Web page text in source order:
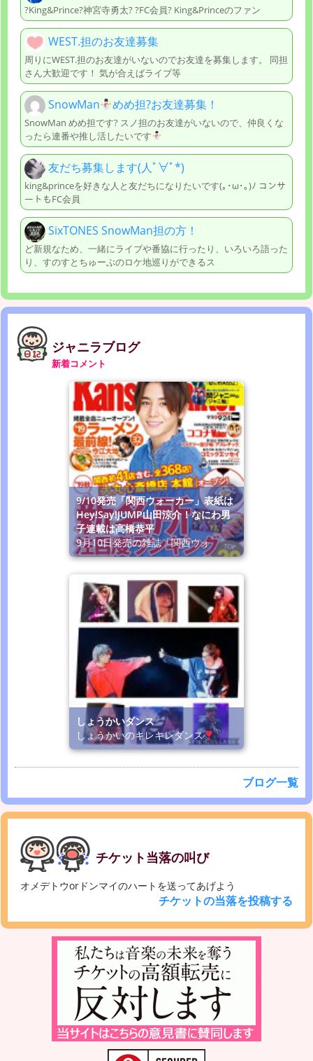
?King&Prince?神宮寺勇太? ?FC会員? King&Princeのファン
WEST.担のお友達募集
周りにWEST.担のお友達がいないのでお友達を募集します。 同担
さん大歓迎です！ 気が合えばライブ等
SnowMan めめ担?お友達募集！
SnowMan めめ担です? スノ担のお友達がいないので、仲良くな
ったら連番や推し活したいです
友だち募集します(人ﾟ∀ﾟ*)
king&princeを好きな人と友だちになりたいです(｡･ω･｡)ﾉ コンサ
ートもFC会員
SixTONES SnowMan担の方！
ど新規なため、一緒にライブや番協に行ったり、いろいろ語った
り、すのすとちゅーぶのロケ地巡りができるス
ジャニラブログ
新着コメント
9/10発売「関西ウォーカー」表紙は
Hey!Say!JUMP山田涼介！なにわ男
子連載は高橋恭平
9月10日発売の雑誌「関西ウォ
しょうかいダンス
しょうかいのキレキレダンス
ブログ一覧
チケット当落の叫び
オメデトウorドンマイのハートを送ってあげよう
チケットの当落を投稿する